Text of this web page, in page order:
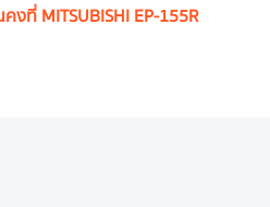
ที่ MITSUBISHI EP-155R